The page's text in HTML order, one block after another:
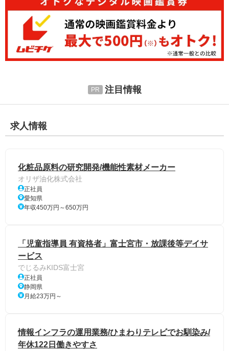
注目情報
求人情報
化粧品原料の研究開発/機能性素材メーカー
オリザ油化株式会社
正社員
愛知県
年収450万円～650万円
「児童指導員 有資格者」富士宮市・放課後等デイサ
ービス
でじるみKIDS富士宮
正社員
静岡県
月給23万円～
情報インフラの運用業務/ひまわりテレビでお馴染み/
年休122日働きやすさ